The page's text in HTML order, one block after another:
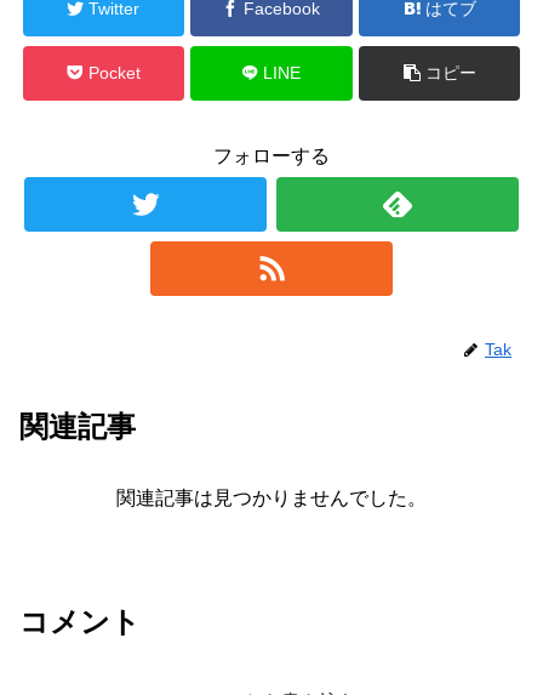
Twitter Facebook はてブ
Pocket LINE コピー
フォローする
Tak
関連記事
関連記事は見つかりませんでした。
コメント